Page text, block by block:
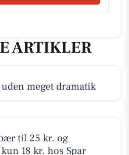
ARTIKLER
meget dramatik
til 25 kr. og
18 kr. hos Spar